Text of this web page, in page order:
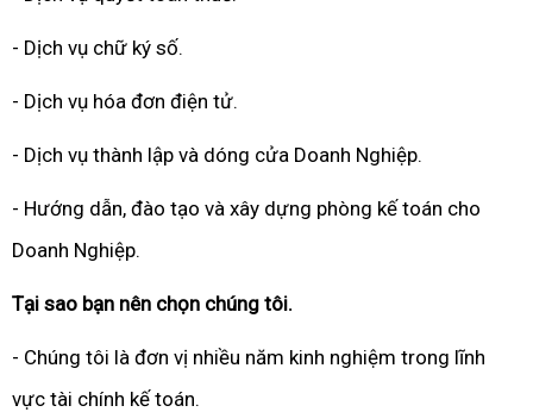
- Dịch vụ chữ ký số.
- Dịch vụ hóa đơn điện tử.
- Dịch vụ thành lập và dóng cửa Doanh Nghiệp.
- Hướng dẫn, đào tạo và xây dựng phòng kế toán cho
Doanh Nghiệp.
Tại sao bạn nên chọn chúng tôi.
- Chúng tôi là đơn vị nhiều năm kinh nghiệm trong lĩnh
vực tài chính kế toán.